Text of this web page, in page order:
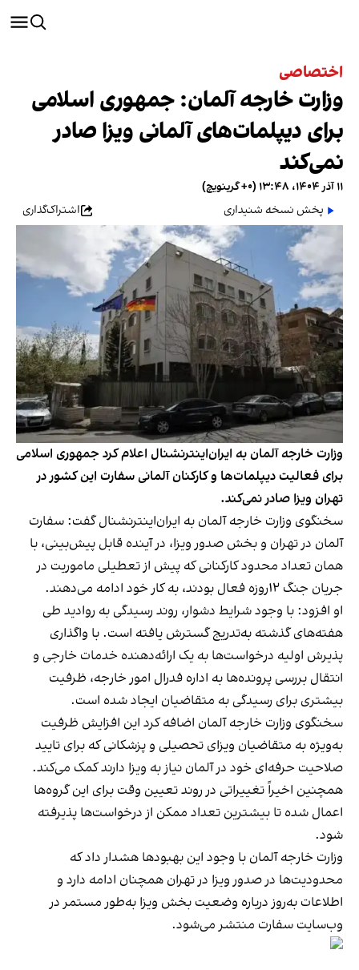
اختصاصی
وزارت خارجه آلمان: جمهوری اسلامی
برای دیپلمات‌های آلمانی ویزا صادر
نمی‌کند
۱۱ آذر ۱۴۰۴، ۱۳:۴۸ (‎+۰ گرینویچ)
پخش نسخه شنیداری
اشتراک‌گذاری
وزارت خارجه آلمان به ایران‌اینترنشنال اعلام کرد جمهوری اسلامی
برای فعالیت دیپلمات‌ها و کارکنان آلمانی سفارت این کشور در
تهران ویزا صادر نمی‌کند.
سخنگوی وزارت خارجه آلمان به ایران‌اینترنشنال گفت: سفارت
آلمان در تهران و بخش صدور ویزا، در آینده قابل پیش‌بینی، با
همان تعداد محدود کارکنانی که پیش از تعطیلی ماموریت در
جریان جنگ ۱۲روزه فعال بودند، به کار خود ادامه می‌دهند.
او افزود: با وجود شرایط دشوار، روند رسیدگی به روادید طی
هفته‌های گذشته به‌تدریج گسترش یافته است. با واگذاری
پذیرش اولیه درخواست‌ها به یک ارائه‌دهنده خدمات خارجی و
انتقال بررسی پرونده‌ها به اداره فدرال امور خارجه، ظرفیت
بیشتری برای رسیدگی به متقاضیان ایجاد شده است.
سخنگوی وزارت خارجه آلمان اضافه کرد این افزایش ظرفیت
به‌ویژه به متقاضیان ویزای تحصیلی و پزشکانی که برای تایید
صلاحیت حرفه‌ای خود در آلمان نیاز به ویزا دارند کمک می‌کند.
همچنین اخیراً تغییراتی در روند تعیین وقت برای این گروه‌ها
اعمال شده تا بیشترین تعداد ممکن از درخواست‌ها پذیرفته
شود.
وزارت خارجه آلمان با وجود این بهبودها هشدار داد که
محدودیت‌ها در صدور ویزا در تهران همچنان ادامه دارد و
اطلاعات به‌روز درباره وضعیت بخش ویزا به‌طور مستمر در
وب‌سایت سفارت منتشر می‌شود.